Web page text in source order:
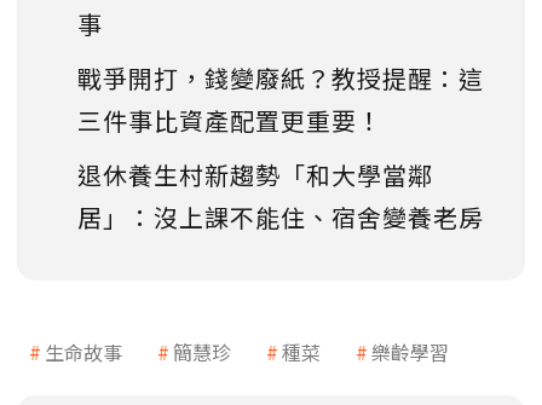
事
戰爭開打，錢變廢紙？教授提醒：這
三件事比資產配置更重要！
退休養生村新趨勢「和大學當鄰
居」：沒上課不能住、宿舍變養老房
生命故事 簡慧珍 種菜 樂齡學習